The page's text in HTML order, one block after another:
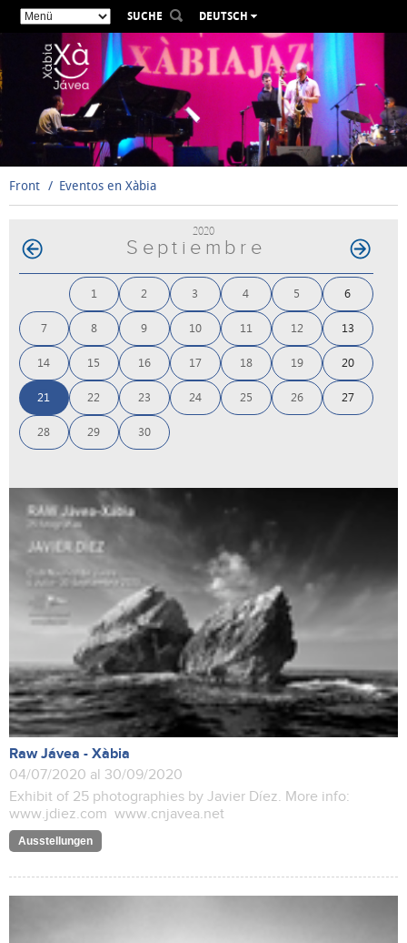
SUCHE
DEUTSCH
ESPAÑOL
VALENCIÀ
FRANÇAIS
РУССКИЙ
Front Eventos en Xàbia
2020
Septiembre
1 2 3 4 5 6
7 8 9 10 11 12 13
14 15 16 17 18 19 20
21 22 23 24 25 26 27
28 29 30
Raw Jávea - Xàbia
04/07/2020 al 30/09/2020
Exhibit of 25 photographies by Javier Díez. More info:
www.jdiez.com www.cnjavea.net
Ausstellungen